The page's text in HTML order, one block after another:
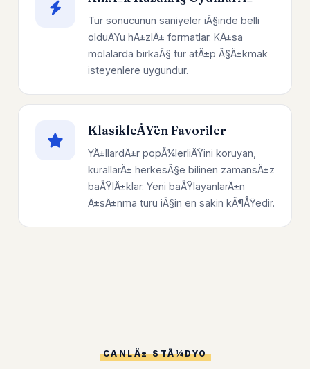
Tur sonucunun saniyeler iÃ§inde belli
olduÄŸu hÄ±zlÄ± formatlar. KÄ±sa
molalarda birkaÃ§ tur atÄ±p Ã§Ä±kmak
isteyenlere uygundur.
KlasikleÅŸen Favoriler
YÄ±llardÄ±r popÃ¼lerliÄŸini koruyan,
kurallarÄ± herkesÃ§e bilinen zamansÄ±z
baÅŸlÄ±klar. Yeni baÅŸlayanlarÄ±n
Ä±sÄ±nma turu iÃ§in en sakin kÃ¶ÅŸedir.
CANLÄ± STÃ¼DYO